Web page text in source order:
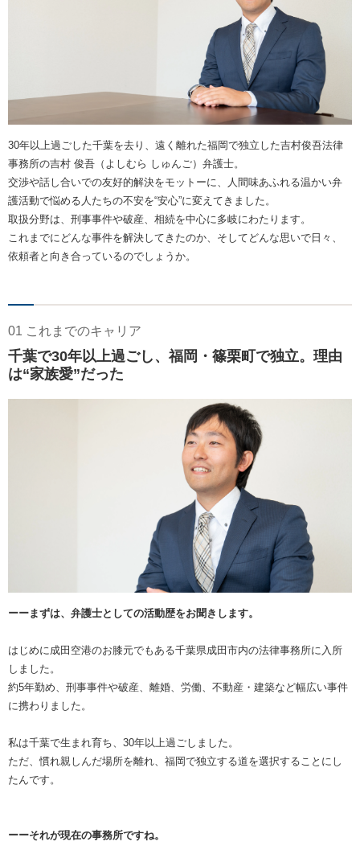
30年以上過ごした千葉を去り、遠く離れた福岡で独立した吉村俊吾法律
事務所の吉村 俊吾（よしむら しゅんご）弁護士。
交渉や話し合いでの友好的解決をモットーに、人間味あふれる温かい弁
護活動で悩める人たちの不安を“安心”に変えてきました。
取扱分野は、刑事事件や破産、相続を中心に多岐にわたります。
これまでにどんな事件を解決してきたのか、そしてどんな思いで日々、
依頼者と向き合っているのでしょうか。
01 これまでのキャリア
千葉で30年以上過ごし、福岡・篠栗町で独立。理由
は“家族愛”だった
ーーまずは、弁護士としての活動歴をお聞きします。
はじめに成田空港のお膝元でもある千葉県成田市内の法律事務所に入所
しました。
約5年勤め、刑事事件や破産、離婚、労働、不動産・建築など幅広い事件
に携わりました。
私は千葉で生まれ育ち、30年以上過ごしました。
ただ、慣れ親しんだ場所を離れ、福岡で独立する道を選択することにし
たんです。
ーーそれが現在の事務所ですね。